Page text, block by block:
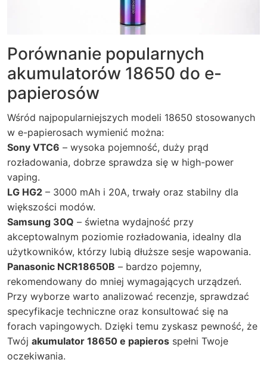
Porównanie popularnych
akumulatorów 18650 do e-
papierosów
Wśród najpopularniejszych modeli 18650 stosowanych
w e-papierosach wymienić można:
Sony VTC6 – wysoka pojemność, duży prąd
rozładowania, dobrze sprawdza się w high-power
vaping.
LG HG2 – 3000 mAh i 20A, trwały oraz stabilny dla
większości modów.
Samsung 30Q – świetna wydajność przy
akceptowalnym poziomie rozładowania, idealny dla
użytkowników, którzy lubią dłuższe sesje wapowania.
Panasonic NCR18650B – bardzo pojemny,
rekomendowany do mniej wymagających urządzeń.
Przy wyborze warto analizować recenzje, sprawdzać
specyfikacje techniczne oraz konsultować się na
forach vapingowych. Dzięki temu zyskasz pewność, że
Twój akumulator 18650 e papieros spełni Twoje
oczekiwania.